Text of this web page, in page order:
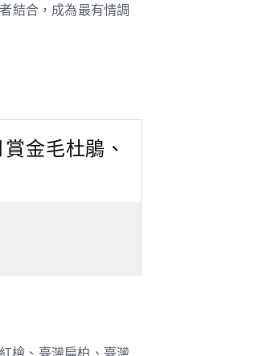
結合，成為最有情調
金毛杜鵑、